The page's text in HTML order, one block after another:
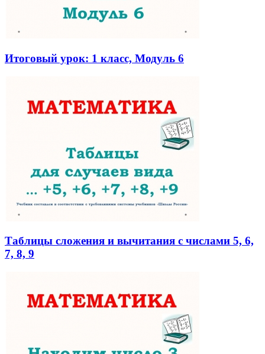
Итоговый урок: 1 класс, Модуль 6
Таблицы сложения и вычитания с числами 5, 6,
7, 8, 9